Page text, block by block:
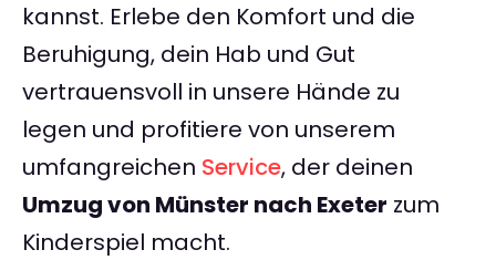
kannst. Erlebe den Komfort und die
Beruhigung, dein Hab und Gut
vertrauensvoll in unsere Hände zu
legen und profitiere von unserem
umfangreichen Service, der deinen
Umzug von Münster nach Exeter zum
Kinderspiel macht.